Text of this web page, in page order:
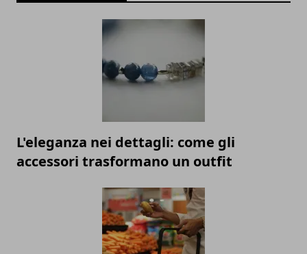
L'eleganza nei dettagli: come gli
accessori trasformano un outfit